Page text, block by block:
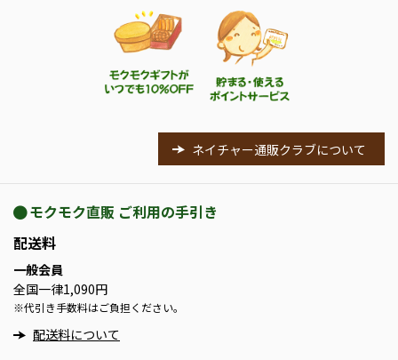
ネイチャー通販クラブについて
モクモク直販 ご利用の手引き
配送料
一般会員
全国一律1,090円
※代引き手数料はご負担ください。
配送料について